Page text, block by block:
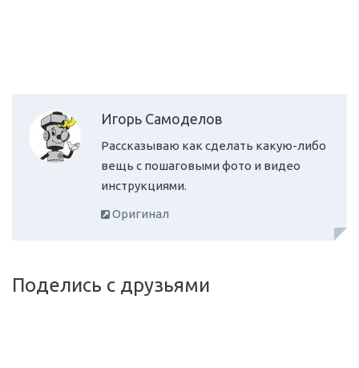
Игорь Самоделов
Рассказываю как сделать какую-либо
вещь с пошаговыми фото и видео
инструкциями.
Оригинал
Поделись с друзьями